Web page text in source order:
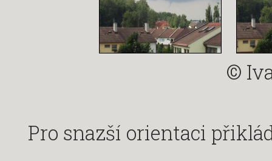
©
Pro snazší orientaci